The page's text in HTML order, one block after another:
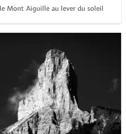
Mont Aiguille au lever du soleil